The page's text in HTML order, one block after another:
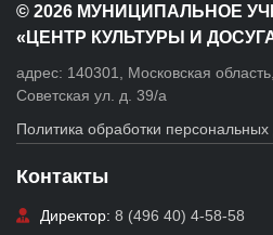
© 2026 МУНИЦИПАЛЬНОЕ
«ЦЕНТР КУЛЬТУРЫ И
адрес: 140301, Московская
Советская ул. д. 39/а
Политика обработки
Контакты
Директор: 8 (496 40) 4-58-58